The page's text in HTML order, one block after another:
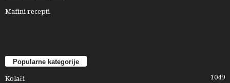
Mafini recepti
Popularne kategorije
Kolači 1049